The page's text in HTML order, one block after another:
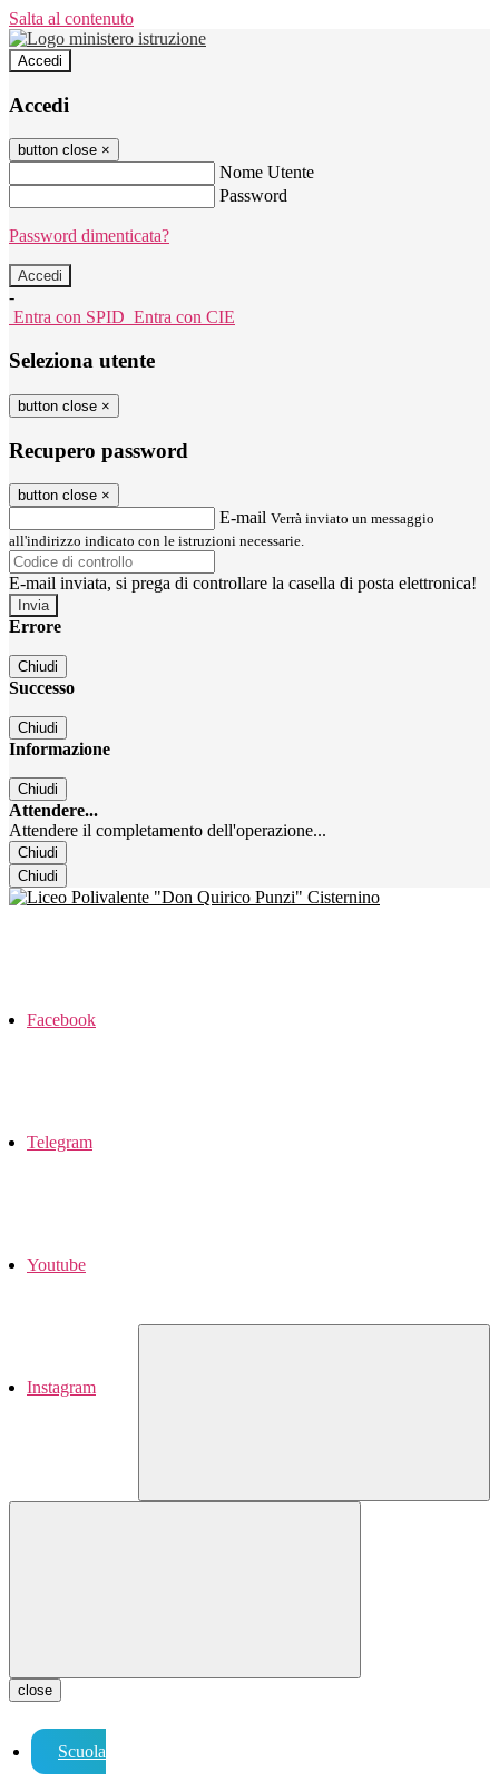
Salta al contenuto
Accedi
Accedi
button close ×
Nome Utente
Password
Password dimenticata?
-
Entra con SPID Entra con CIE
Seleziona utente
button close ×
Recupero password
button close ×
E-mail Verrà inviato un messaggio
all'indirizzo indicato con le istruzioni necessarie.
E-mail inviata, si prega di controllare la casella di posta elettronica!
Errore
Chiudi
Successo
Chiudi
Informazione
Chiudi
Attendere...
Attendere il completamento dell'operazione...
Chiudi
Chiudi
Facebook
Telegram
Youtube
Instagram
close
Scuola